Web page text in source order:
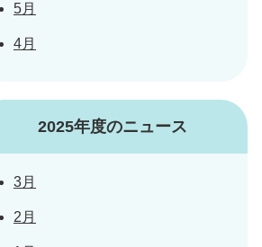
5月
4月
2025年度のニュース
3月
2月